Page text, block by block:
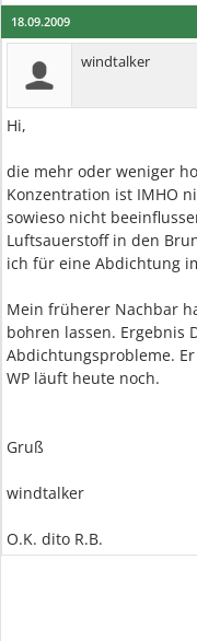
18.09.2009
windtalker
Hi,
die mehr oder weniger
Konzentration ist IMHO
sowieso nicht
Luftsauerstoff in den
ich für eine Abdichtung
Mein früherer Nachbar
bohren lassen. Ergebnis
Abdichtungsprobleme.
WP läuft heute noch.
Gruß
windtalker
O.K. dito R.B.